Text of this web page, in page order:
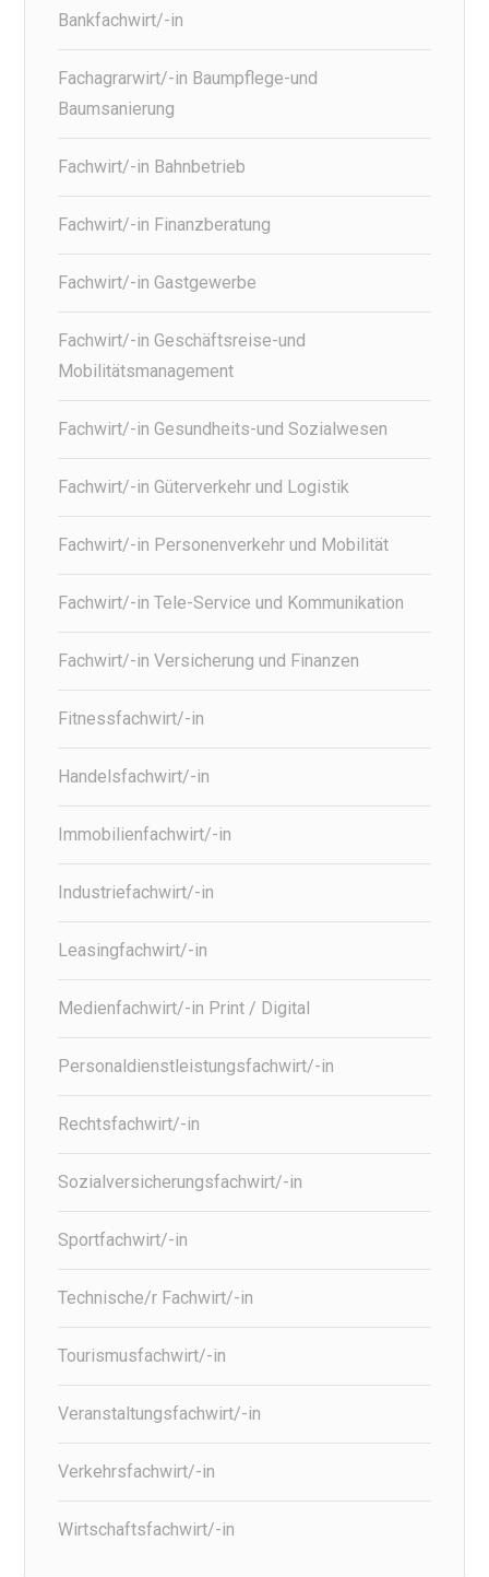
Bankfachwirt/-in
Fachagrarwirt/-in Baumpflege-und
Baumsanierung
Fachwirt/-in Bahnbetrieb
Fachwirt/-in Finanzberatung
Fachwirt/-in Gastgewerbe
Fachwirt/-in Geschäftsreise-und
Mobilitätsmanagement
Fachwirt/-in Gesundheits-und Sozialwesen
Fachwirt/-in Güterverkehr und Logistik
Fachwirt/-in Personenverkehr und Mobilität
Fachwirt/-in Tele-Service und Kommunikation
Fachwirt/-in Versicherung und Finanzen
Fitnessfachwirt/-in
Handelsfachwirt/-in
Immobilienfachwirt/-in
Industriefachwirt/-in
Leasingfachwirt/-in
Medienfachwirt/-in Print / Digital
Personaldienstleistungsfachwirt/-in
Rechtsfachwirt/-in
Sozialversicherungsfachwirt/-in
Sportfachwirt/-in
Technische/r Fachwirt/-in
Tourismusfachwirt/-in
Veranstaltungsfachwirt/-in
Verkehrsfachwirt/-in
Wirtschaftsfachwirt/-in